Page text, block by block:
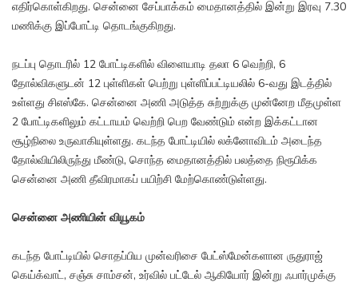
எதிர்கொள்கிறது. சென்னை சேப்பாக்கம் மைதானத்தில் இன்று இரவு 7.30
மணிக்கு இப்போட்டி தொடங்குகிறது.
நடப்பு தொடரில் 12 போட்டிகளில் விளையாடி தலா 6 வெற்றி, 6
தோல்விகளுடன் 12 புள்ளிகள் பெற்று புள்ளிப்பட்டியலில் 6-வது இடத்தில்
உள்ளது சிஎஸ்கே. சென்னை அணி அடுத்த சுற்றுக்கு முன்னேற மீதமுள்ள
2 போட்டிகளிலும் கட்டாயம் வெற்றி பெற வேண்டும் என்ற இக்கட்டான
சூழ்நிலை உருவாகியுள்ளது. கடந்த போட்டியில் லக்னோவிடம் அடைந்த
தோல்வியிலிருந்து மீண்டு, சொந்த மைதானத்தில் பலத்தை நிரூபிக்க
சென்னை அணி தீவிரமாகப் பயிற்சி மேற்கொண்டுள்ளது.
சென்னை அணியின் வியூகம்
கடந்த போட்டியில் சொதப்பிய முன்வரிசை பேட்ஸ்மேன்களான ருதுராஜ்
கெய்க்வாட், சஞ்சு சாம்சன், உர்வில் பட்டேல் ஆகியோர் இன்று ஃபார்முக்கு